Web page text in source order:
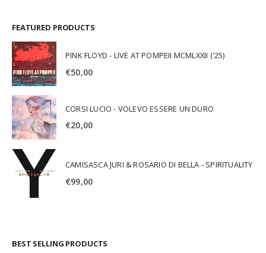
FEATURED PRODUCTS
PINK FLOYD - LIVE AT POMPEII MCMLXXII ('25)
€50,00
CORSI LUCIO - VOLEVO ESSERE UN DURO
€20,00
CAMISASCA JURI & ROSARIO DI BELLA - SPIRITUALITY
€99,00
BEST SELLING PRODUCTS